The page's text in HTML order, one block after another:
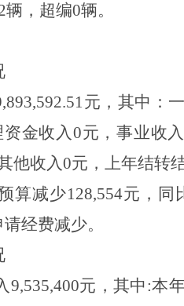
，超编0辆。
元，其中：
金收入0元，事业收
收入0元，上年结转结
算减少128,554元，
经费减少。
9,535,400元，其中:本